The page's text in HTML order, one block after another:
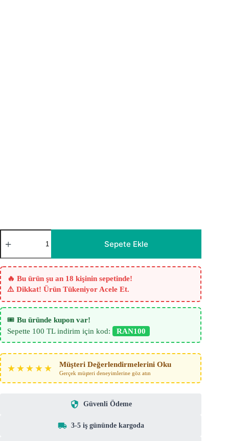
Ulto
Gri
Fon
Perde
-
Yumuşak
Dokulu
Modern
Tasarım
adet
Sepete Ekle
🔥 Bu ürün şu an 18 kişinin sepetinde!
⚠️ Dikkat! Ürün Tükeniyor Acele Et.
🎟️ Bu üründe kupon var!
Sepette 100 TL indirim için kod:
RAN100
★★★★★ Müşteri Değerlendirmelerini Oku
Gerçek müşteri deneyimlerine göz atın
Güvenli Ödeme
3-5 iş gününde kargoda